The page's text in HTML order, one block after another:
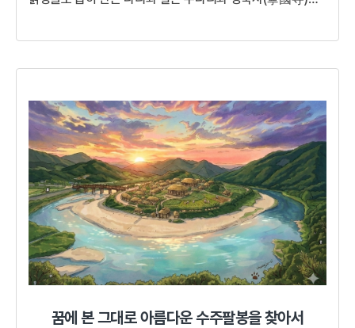
끝까지 충성하라!원으로부터 독립된 고려를 꿈꾸던 군주고려
말 혼란스러운 국내외 정세 가운데 왕위를 이어받은 공민왕은
젊은 패기와 새로...
꿈에 본 그대로 아름다운 수주팔봉을 찾아서